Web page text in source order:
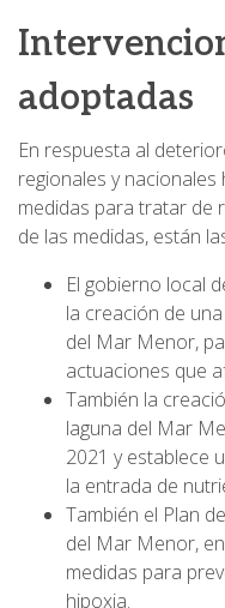
adoptadas
En respuesta al
regionales y
medidas para tratar de
de las medidas, están
El gobierno local
la creación de una
del Mar Menor,
actuaciones que
También la
laguna del Mar
2021 y establece
la entrada de
También el Plan
del Mar Menor,
medidas para
hipoxia.